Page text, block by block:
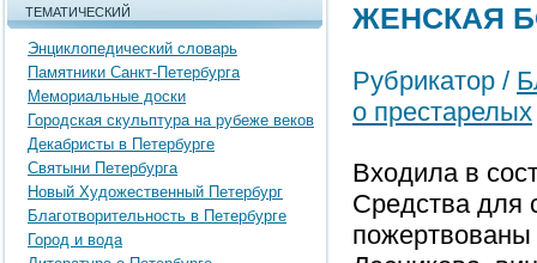
ТЕМАТИЧЕСКИЙ
Энциклопедический словарь
Памятники Санкт-Петербурга
Мемориальные доски
Городская скульптура на рубеже веков
Декабристы в Петербурге
Святыни Петербурга
Новый Художественный Петербург
Благотворительность в Петербурге
Город и вода
ЖЕНСКАЯ
Рубрикатор /
о престарелых
Входила в
Средства для